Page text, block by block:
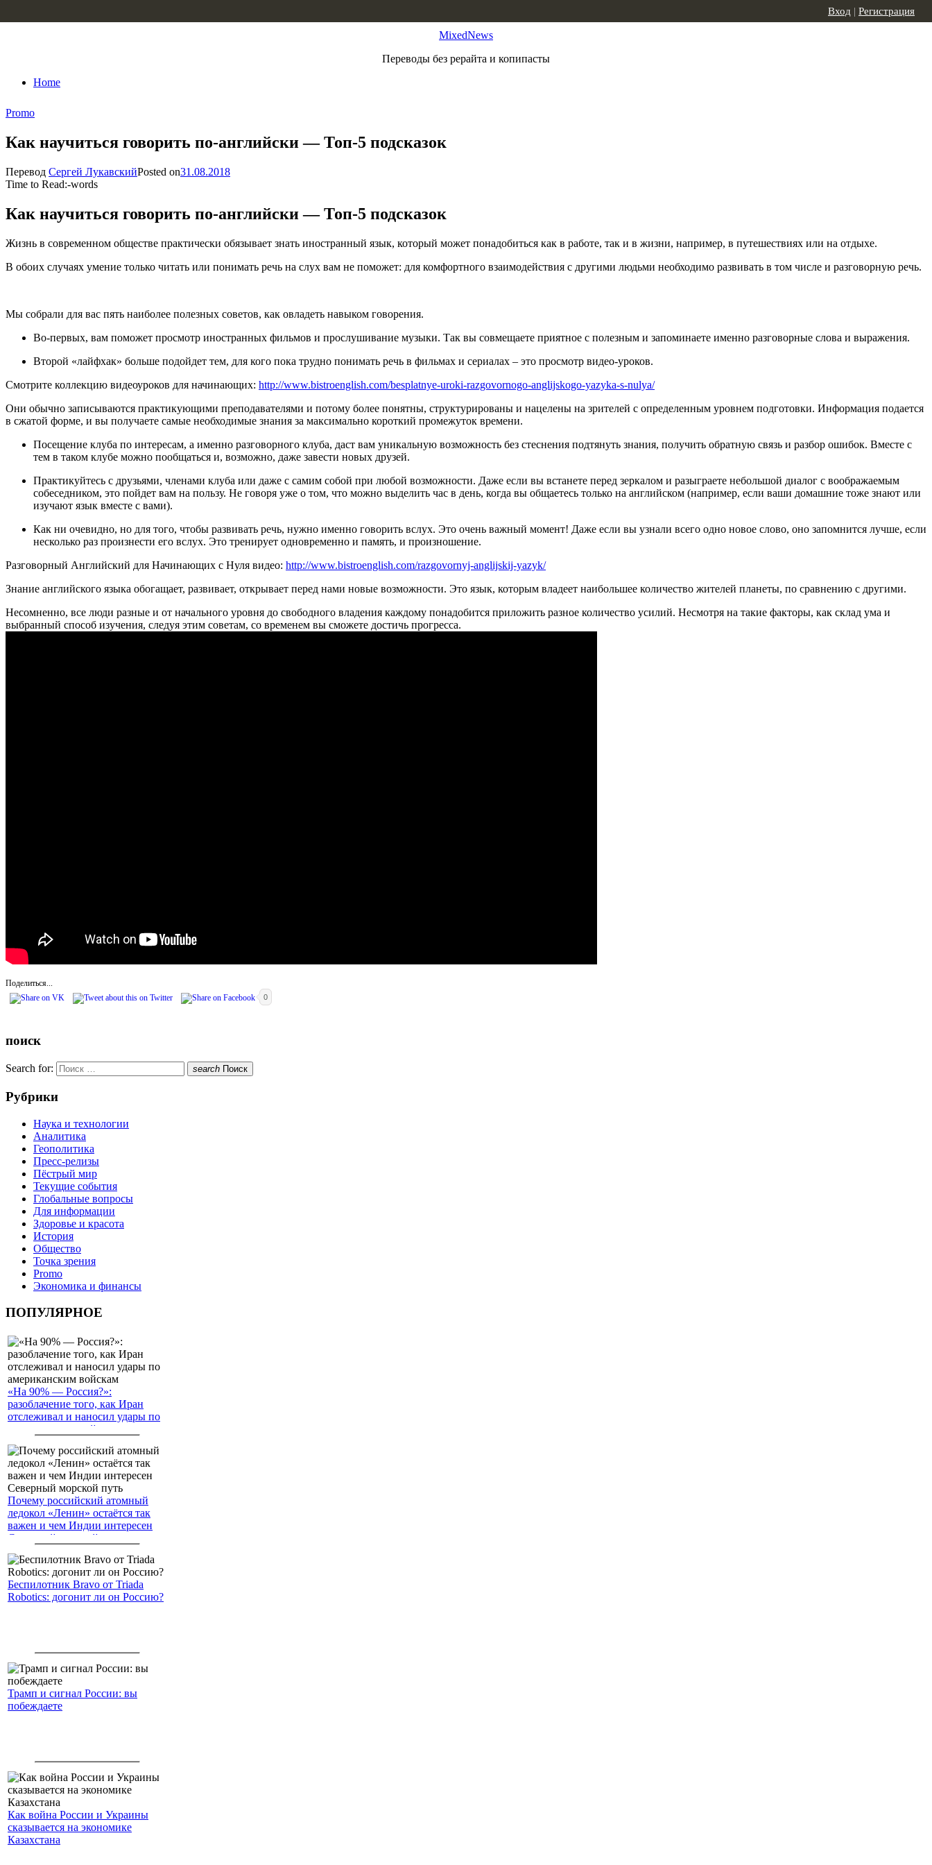
MixedNews
Переводы без рерайта и копипасты
Home
Вход | Регистрация
Promo
Как научиться говорить по-английски — Топ-5 подсказок
Перевод Сергей ЛукавскийPosted on31.08.2018
Time to Read:-words
Как научиться говорить по-английски — Топ-5 подсказок
Жизнь в современном обществе практически обязывает знать иностранный язык, который может понадобиться как в работе, так и в жизни, например, в путешествиях или на отдыхе.
В обоих случаях умение только читать или понимать речь на слух вам не поможет: для комфортного взаимодействия с другими людьми необходимо развивать в том числе и разговорную речь.
Мы собрали для вас пять наиболее полезных советов, как овладеть навыком говорения.
Во-первых, вам поможет просмотр иностранных фильмов и прослушивание музыки. Так вы совмещаете приятное с полезным и запоминаете именно разговорные слова и выражения.
Второй «лайфхак» больше подойдет тем, для кого пока трудно понимать речь в фильмах и сериалах – это просмотр видео-уроков.
Смотрите коллекцию видеоуроков для начинающих: http://www.bistroenglish.com/besplatnye-uroki-razgovornogo-anglijskogo-yazyka-s-nulya/
Они обычно записываются практикующими преподавателями и потому более понятны, структурированы и нацелены на зрителей с определенным уровнем подготовки. Информация подается
в сжатой форме, и вы получаете самые необходимые знания за максимально короткий промежуток времени.
Посещение клуба по интересам, а именно разговорного клуба, даст вам уникальную возможность без стеснения подтянуть знания, получить обратную связь и разбор ошибок. Вместе с
тем в таком клубе можно пообщаться и, возможно, даже завести новых друзей.
Практикуйтесь с друзьями, членами клуба или даже с самим собой при любой возможности. Даже если вы встанете перед зеркалом и разыграете небольшой диалог с воображаемым
собеседником, это пойдет вам на пользу. Не говоря уже о том, что можно выделить час в день, когда вы общаетесь только на английском (например, если ваши домашние тоже знают или
изучают язык вместе с вами).
Как ни очевидно, но для того, чтобы развивать речь, нужно именно говорить вслух. Это очень важный момент! Даже если вы узнали всего одно новое слово, оно запомнится лучше, если
несколько раз произнести его вслух. Это тренирует одновременно и память, и произношение.
Разговорный Английский для Начинающих с Нуля видео: http://www.bistroenglish.com/razgovornyj-anglijskij-yazyk/
Знание английского языка обогащает, развивает, открывает перед нами новые возможности. Это язык, которым владеет наибольшее количество жителей планеты, по сравнению с другими.
Несомненно, все люди разные и от начального уровня до свободного владения каждому понадобится приложить разное количество усилий. Несмотря на такие факторы, как склад ума и
выбранный способ изучения, следуя этим советам, со временем вы сможете достичь прогресса.
Поделиться...
0
поиск
Search for: search Поиск
Рубрики
Наука и технологии
Аналитика
Геополитика
Пресс-релизы
Пёстрый мир
Текущие события
Глобальные вопросы
Для информации
Здоровье и красота
История
Общество
Точка зрения
Promo
Экономика и финансы
ПОПУЛЯРНОЕ
«На 90% — Россия?»:
разоблачение того, как Иран
отслеживал и наносил удары по
американским войскам
Почему российский атомный
ледокол «Ленин» остаётся так
важен и чем Индии интересен
Северный морской путь
Беспилотник Bravo от Triada
Robotics: догонит ли он Россию?
Трамп и сигнал России: вы
побеждаете
Как война России и Украины
сказывается на экономике
Казахстана